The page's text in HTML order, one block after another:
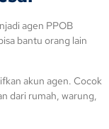
agen PPOB
bantu orang lain
akun agen. Cocok
dari rumah, warung,